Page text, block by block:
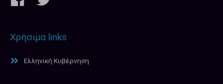
Χρήσιμα links
Ελληνική Κυβέρνηση